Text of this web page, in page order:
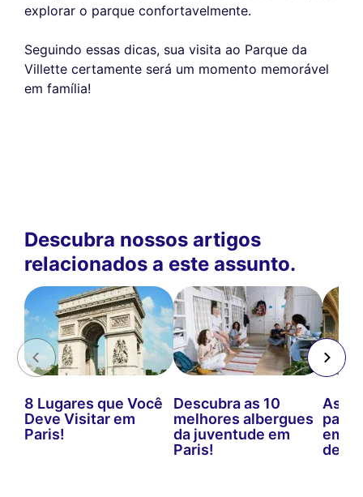
explorar o parque confortavelmente.
Seguindo essas dicas, sua visita ao Parque da
Villette certamente será um momento memorável
em família!
Descubra nossos artigos
relacionados a este assunto.
8 Lugares que Você
Deve Visitar em
Paris!
Descubra as 10
melhores albergues
da juventude em
Paris!
As
para
em